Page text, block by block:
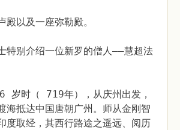
殿以及一座弥勒殿。
特别介绍一位新罗的僧人——慧超法
岁时（ 719年），从庆州出发，
海抵达中国唐朝广州。师从金刚智
度取经，其西行路途之遥远、阅历